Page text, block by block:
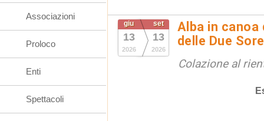
giu
13
2026
set
13
2026
Alba in canoa
delle Due
Colazione al
Associazioni
Proloco
Enti
Spettacoli